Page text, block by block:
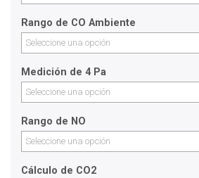
Rango de CO Ambiente
Seleccione una opción
Medición de 4 Pa
Seleccione una opción
Rango de NO
Seleccione una opción
Cálculo de CO2